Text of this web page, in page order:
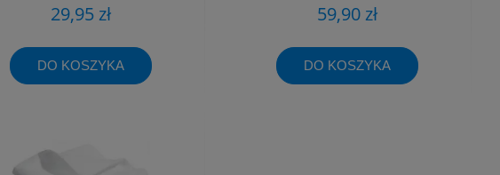
29,95 zł
DO KOSZYKA
59,90 zł
DO KOSZYKA